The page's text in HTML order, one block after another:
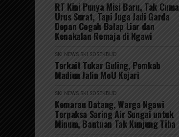
RT Kini Punya Misi Baru, Tak Cuma
Urus Surat, Tapi Juga Jadi Garda
Depan Cegah Balap Liar dan
Kenakalan Remaja di Ngawi
SKI NEWS SKI SOSEKBUD
Terkait Tukar Guling, Pemkab
Madiun Jalin MoU Kejari
SKI NEWS SKI SOSEKBUD
Kemarau Datang, Warga Ngawi
Terpaksa Saring Air Sungai untuk
Minum, Bantuan Tak Kunjung Tiba